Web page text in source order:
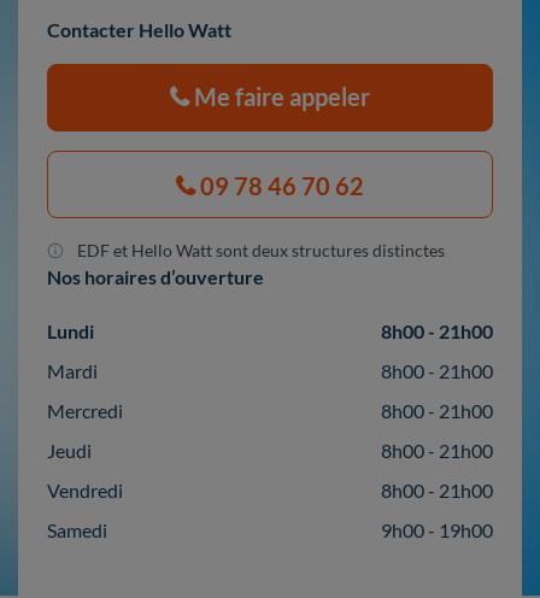
Contacter Hello Watt
Me faire appeler
09 78 46 70 62
EDF et Hello Watt sont deux structures distinctes
Nos horaires d’ouverture
Lundi
8h00 - 21h00
Mardi
8h00 - 21h00
Mercredi
8h00 - 21h00
Jeudi
8h00 - 21h00
Vendredi
8h00 - 21h00
Samedi
9h00 - 19h00